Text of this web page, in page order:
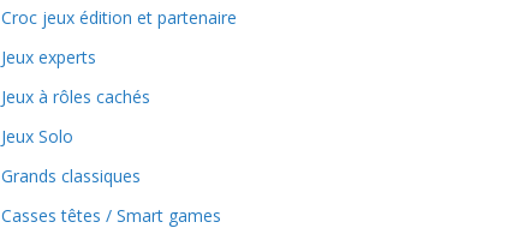
Croc jeux édition et partenaire
Jeux experts
Jeux à rôles cachés
Jeux Solo
Grands classiques
Casses têtes / Smart games